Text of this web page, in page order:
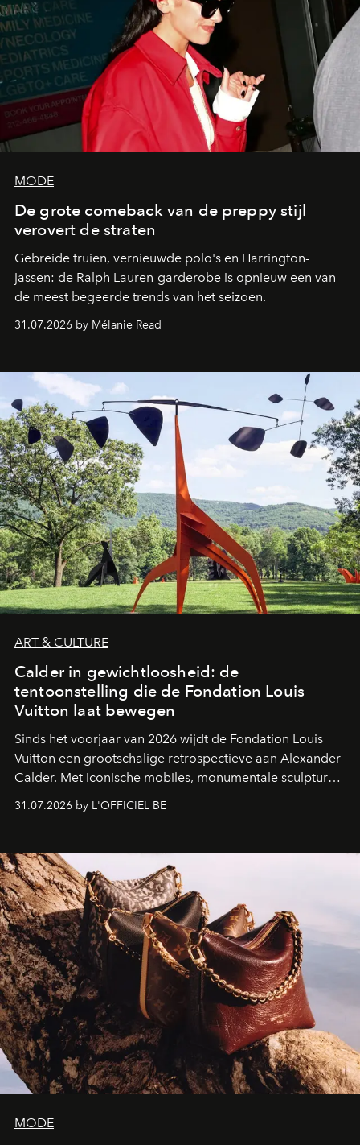
verrassend prettig.
MODE
De grote comeback van de preppy stijl
verovert de straten
Gebreide truien, vernieuwde polo's en Harrington-
jassen: de Ralph Lauren-garderobe is opnieuw een van
de meest begeerde trends van het seizoen.
31.07.2026 by Mélanie Read
ART & CULTURE
Calder in gewichtloosheid: de
tentoonstelling die de Fondation Louis
Vuitton laat bewegen
Sinds het voorjaar van 2026 wijdt de Fondation Louis
Vuitton een grootschalige retrospectieve aan Alexander
Calder. Met iconische mobiles, monumentale sculpturen
Amerikaanse kunstenaar de ruimtes van Frank Gehry
beeldhouwkunst opnieuw centraal stelt.
31.07.2026 by L'OFFICIEL BE
MODE